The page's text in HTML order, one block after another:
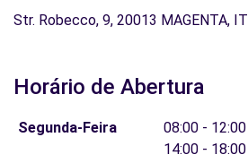
Str. Robecco, 9, 20013 MAGENTA, IT
Horário de Abertura
Segunda-Feira
08:00 - 12:00
14:00 - 18:00